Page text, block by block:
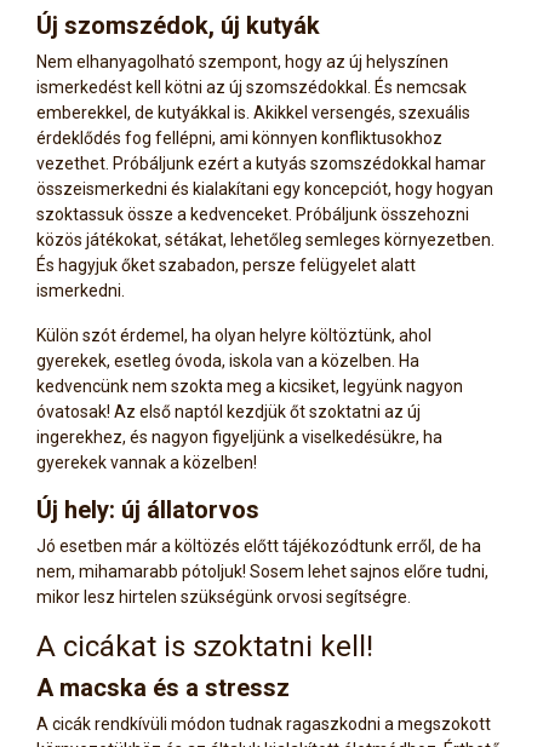
Új szomszédok, új kutyák
Nem elhanyagolható szempont, hogy az új helyszínen
ismerkedést kell kötni az új szomszédokkal. És nemcsak
emberekkel, de kutyákkal is. Akikkel versengés, szexuális
érdeklődés fog fellépni, ami könnyen konfliktusokhoz
vezethet. Próbáljunk ezért a kutyás szomszédokkal hamar
összeismerkedni és kialakítani egy koncepciót, hogy hogyan
szoktassuk össze a kedvenceket. Próbáljunk összehozni
közös játékokat, sétákat, lehetőleg semleges környezetben.
És hagyjuk őket szabadon, persze felügyelet alatt
ismerkedni.
Külön szót érdemel, ha olyan helyre költöztünk, ahol
gyerekek, esetleg óvoda, iskola van a közelben. Ha
kedvencünk nem szokta meg a kicsiket, legyünk nagyon
óvatosak! Az első naptól kezdjük őt szoktatni az új
ingerekhez, és nagyon figyeljünk a viselkedésükre, ha
gyerekek vannak a közelben!
Új hely: új állatorvos
Jó esetben már a költözés előtt tájékozódtunk erről, de ha
nem, mihamarabb pótoljuk! Sosem lehet sajnos előre tudni,
mikor lesz hirtelen szükségünk orvosi segítségre.
A cicákat is szoktatni kell!
A macska és a stressz
A cicák rendkívüli módon tudnak ragaszkodni a megszokott